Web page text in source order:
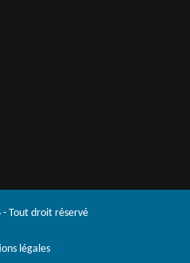
Tout droit réservé
légales